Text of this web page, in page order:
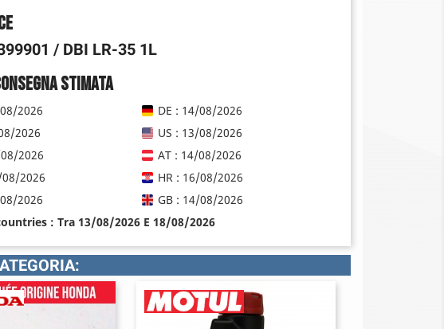
/ DBI LR-35 1L
stimata
2026
DE : 14/08/2026
2026
US : 13/08/2026
2026
AT : 14/08/2026
2026
HR : 16/08/2026
2026
GB : 14/08/2026
: Tra 13/08/2026 E 18/08/2026